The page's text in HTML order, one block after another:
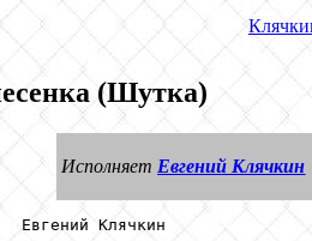
(Шутка)
Исполняет Евгений Клячкин
Евгений Клячкин